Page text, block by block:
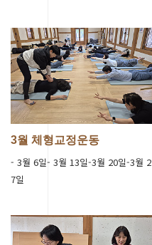
3월 체형교정운동
- 3월 6일- 3월 13일-3월 20일-3월 2
7일